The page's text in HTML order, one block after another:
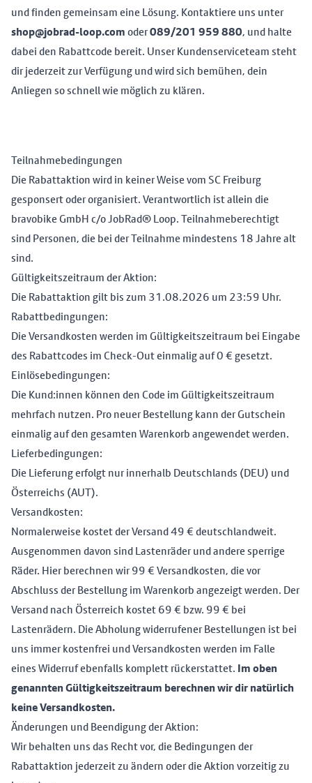
und finden gemeinsam eine Lösung. Kontaktiere uns unter
shop@jobrad-loop.comoder089/201 959 880, und halte
dabei den Rabattcode bereit. Unser Kundenserviceteam steht
dir jederzeit zur Verfügung und wird sich bemühen, dein
Anliegen so schnell wie möglich zu klären.
Teilnahmebedingungen
Die Rabattaktion wird in keiner Weise vom SC Freiburg
gesponsert oder organisiert. Verantwortlich ist allein die
bravobike GmbH c/o JobRad® Loop. Teilnahmeberechtigt
sind Personen, die bei der Teilnahme mindestens 18 Jahre alt
sind.
Gültigkeitszeitraum der Aktion:
Die Rabattaktion gilt bis zum 31.08.2026 um 23:59 Uhr.
Rabattbedingungen:
Die Versandkosten werden im Gültigkeitszeitraum bei Eingabe
des Rabattcodes im Check-Out einmalig auf 0 € gesetzt.
Einlösebedingungen:
Die Kund:innen können den Code im Gültigkeitszeitraum
mehrfach nutzen. Pro neuer Bestellung kann der Gutschein
einmalig auf den gesamten Warenkorb angewendet werden.
Lieferbedingungen:
Die Lieferung erfolgt nur innerhalb Deutschlands (DEU) und
Österreichs (AUT).
Versandkosten:
Normalerweise kostet der Versand 49 € deutschlandweit.
Ausgenommen davon sind Lastenräder und andere sperrige
Räder. Hier berechnen wir 99 € Versandkosten, die vor
Abschluss der Bestellung im Warenkorb angezeigt werden. Der
Versand nach Österreich kostet 69 € bzw. 99 € bei
Lastenrädern. Die Abholung widerrufener Bestellungen ist bei
uns immer kostenfrei und Versandkosten werden im Falle
eines Widerruf ebenfalls komplett rückerstattet. Im oben
genannten Gültigkeitszeitraum berechnen wir dir natürlich
keine Versandkosten.
Änderungen und Beendigung der Aktion:
Wir behalten uns das Recht vor, die Bedingungen der
Rabattaktion jederzeit zu ändern oder die Aktion vorzeitig zu